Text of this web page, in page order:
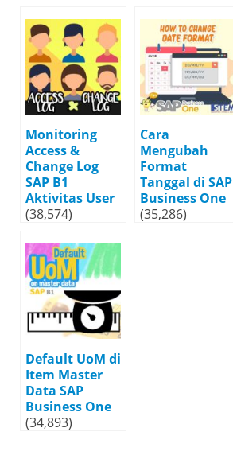
Monitoring
Access &
Change Log
SAP B1
Aktivitas User
(38,574)
Cara
Mengubah
Format
Tanggal di SAP
Business One
(35,286)
Default UoM di
Item Master
Data SAP
Business One
(34,893)